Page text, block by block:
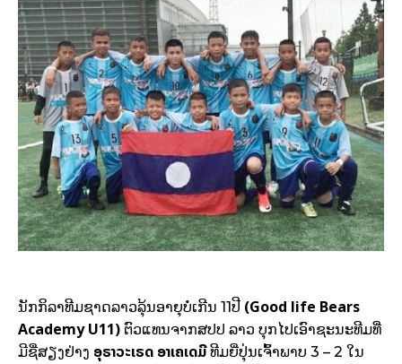
ນັກກິລາທີມຊາດລາວລຸ້ນອາຍຸບໍ່ເກີນ 11ປີ (Good life Bears
Academy U11) ຕົວແທນຈາກສປປ ລາວ ບຸກໄປເອົາຊະນະທີມທີ່
ມີຊື່ສຽງຢ່າງ ອຸຣາວະເຣດ ອາເຄເດມີທີມຍີ່ປຸ່ນເຈົ້າພາບ 3 – 2 ໃນ